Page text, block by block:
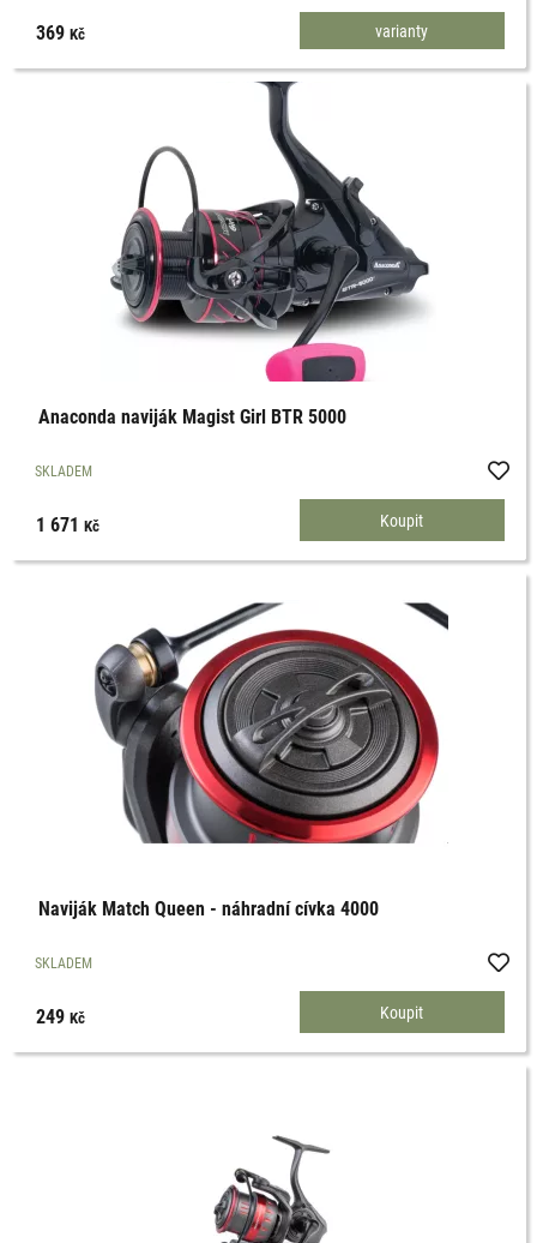
varianty
369Kč
Anaconda naviják Magist Girl BTR 5000
SKLADEM
1 671Kč
Naviják Match Queen - náhradní cívka 4000
SKLADEM
249Kč